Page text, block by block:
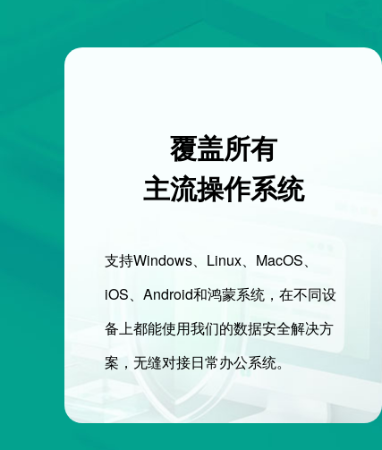
覆盖所有
主流操作系统
支持Windows、Linux、MacOS、
iOS、Android和鸿蒙系统，在不同设
备上都能使用我们的数据安全解决方
案，无缝对接日常办公系统。